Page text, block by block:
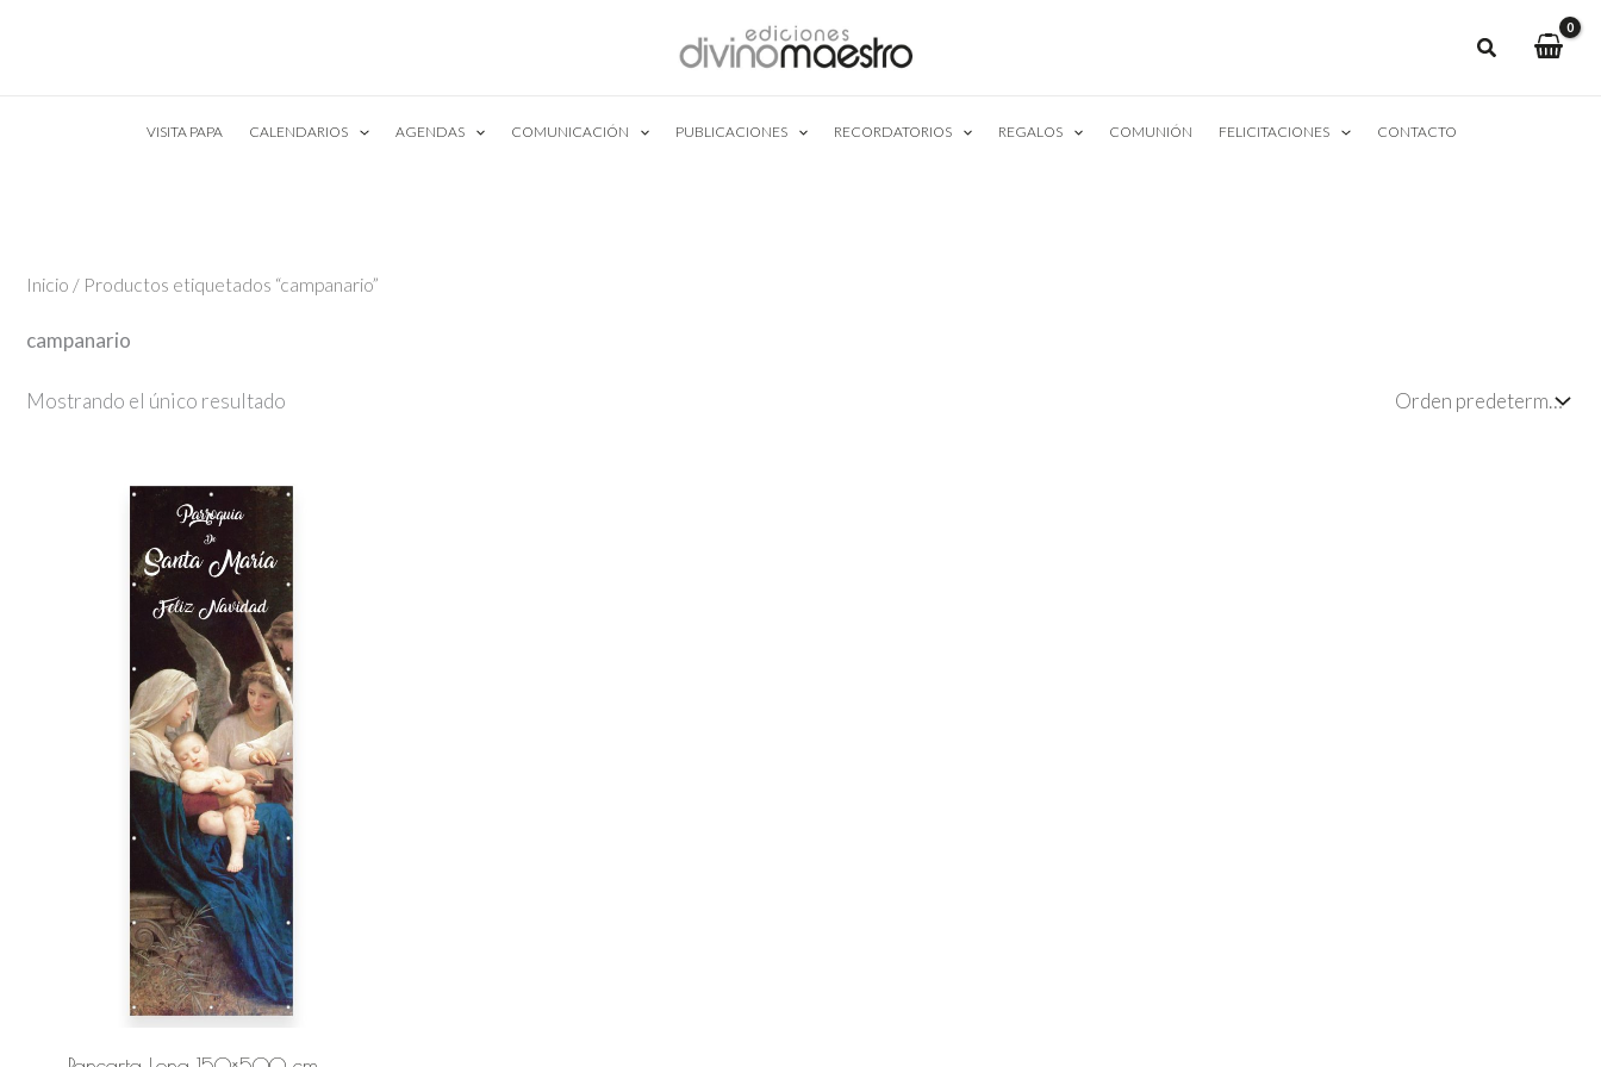
VISITA PAPA CALENDARIOS AGENDAS COMUNICACIÓN PUBLICACIONES RECORDATORIOS REGALOS COMUNIÓN FELICITACIONES CONTACTO
Inicio / Productos etiquetados “campanario”
campanario
Mostrando el único resultado